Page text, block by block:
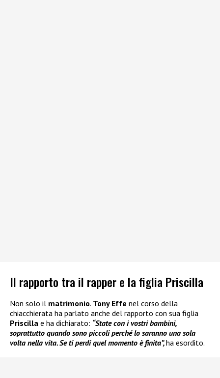
Il rapporto tra il rapper e la figlia Priscilla
Non solo il matrimonio. Tony Effe nel corso della
chiacchierata ha parlato anche del rapporto con sua figlia
Priscilla e ha dichiarato: “State con i vostri bambini,
soprattutto quando sono piccoli perché lo saranno una sola
volta nella vita. Se ti perdi quel momento è finita”,ha esordito.